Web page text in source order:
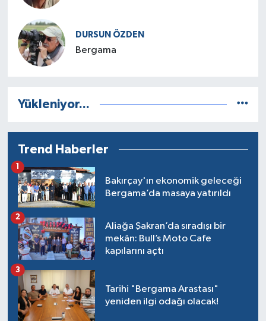
DURSUN ÖZDEN
Bergama
Yükleniyor...
Trend Haberler
Bakırçay'ın ekonomik geleceği
Bergama’da masaya yatırıldı
1
Aliağa Şakran’da sıradışı bir
mekân: Bull’s Moto Cafe
kapılarını açtı
2
Tarihi "Bergama Arastası"
yeniden ilgi odağı olacak!
3